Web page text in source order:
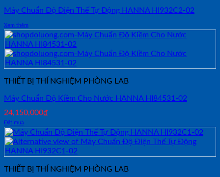
Máy Chuẩn Độ Điện Thế Tự Động HANNA HI932C2-02
Xem thêm
THIẾT BỊ THÍ NGHIỆM PHÒNG LAB
Máy Chuẩn Độ Kiềm Cho Nước HANNA HI84531-02
24,150,000₫
Đặt mua
THIẾT BỊ THÍ NGHIỆM PHÒNG LAB